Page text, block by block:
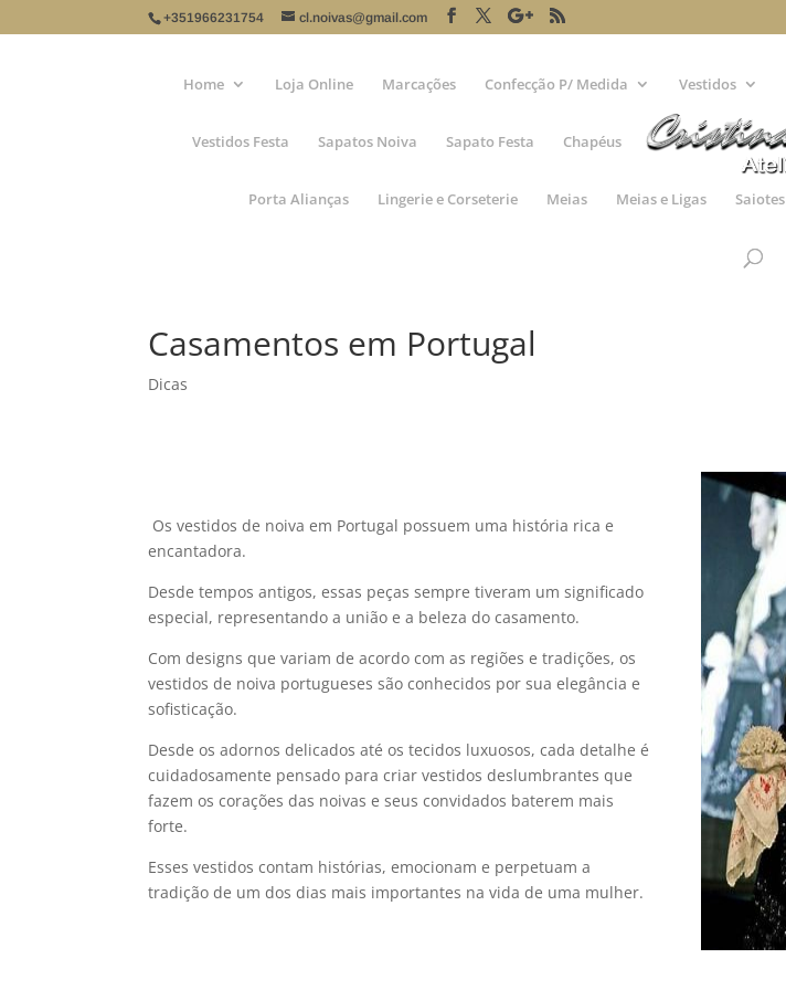
+351966231754 cl.noivas@gmail.com
Home Loja Online Marcações Confecção P/ Medida Vestidos
Vestidos Festa Sapatos Noiva Sapato Festa Chapéus
Porta Alianças Lingerie e Corseterie Meias Meias e Ligas Saiotes
Casamentos em Portugal
Dicas
Os vestidos de noiva em Portugal possuem uma história rica e
encantadora.
Desde tempos antigos, essas peças sempre tiveram um significado
especial, representando a união e a beleza do casamento.
Com designs que variam de acordo com as regiões e tradições, os
vestidos de noiva portugueses são conhecidos por sua elegância e
sofisticação.
Desde os adornos delicados até os tecidos luxuosos, cada detalhe é
cuidadosamente pensado para criar vestidos deslumbrantes que
fazem os corações das noivas e seus convidados baterem mais
forte.
Esses vestidos contam histórias, emocionam e perpetuam a
tradição de um dos dias mais importantes na vida de uma mulher.